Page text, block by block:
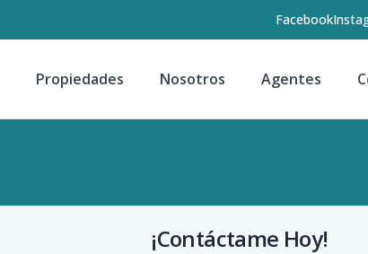
Facebook
Propiedades Nosotros Agentes
¡Contáctame Hoy!